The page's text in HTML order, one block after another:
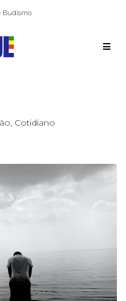
Budismo
, Cotidiano